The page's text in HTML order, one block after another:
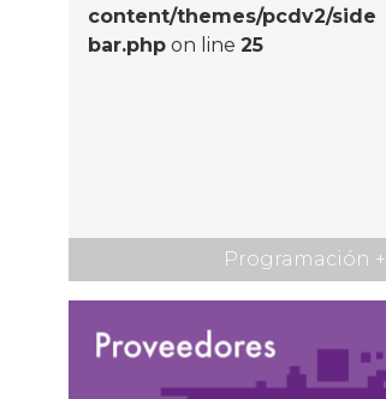
content/themes/pcdv2/side
bar.php on line25
Programación +